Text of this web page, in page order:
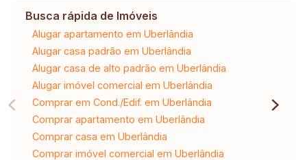
Busca rápida de Imóveis
Alugar apartamento em Uberlândia
Alugar casa padrão em Uberlândia
Alugar casa de alto padrão em Uberlândia
Alugar imóvel comercial em Uberlândia
Comprar em Cond./Edif. em Uberlândia
Comprar apartamento em Uberlândia
Comprar casa em Uberlândia
Comprar imóvel comercial em Uberlândia